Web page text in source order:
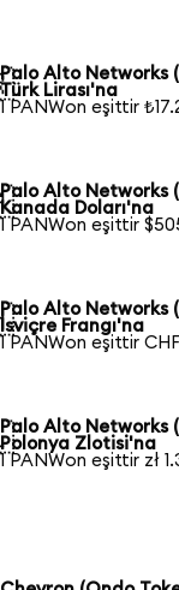
Palo Alto Networks
Türk Lirası'na
1 PANWon eşittir
Palo Alto Networks
Kanada Doları'na
1 PANWon eşittir
Palo Alto Networks
İsviçre Frangı'na
1 PANWon eşittir
Palo Alto Networks
Polonya Zlotisi'na
1 PANWon eşittir zł